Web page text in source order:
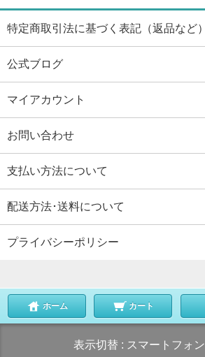
特定商取引法に基づく表記（返品など）
公式ブログ
マイアカウント
お問い合わせ
支払い方法について
配送方法･送料について
プライバシーポリシー
ホーム カート
表示切替 : スマートフォン